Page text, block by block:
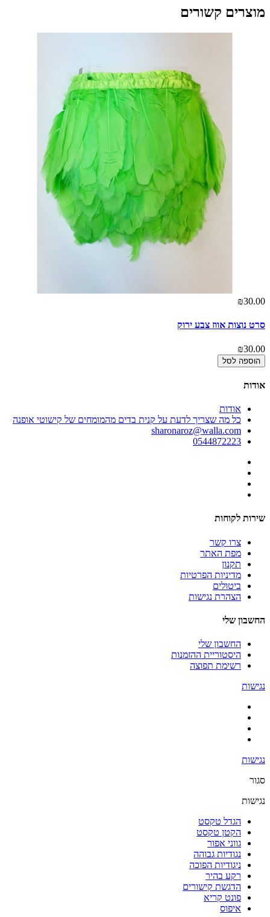
מוצרים קשורים
₪30.00
סרט נוצות אווז צבע ירוק
₪30.00
הוספה לסל
אודות
אודות
כל מה שצריך לדעת על קנית בדים מהמומחים של קישוטי אופנה
sharonaroz@walla.com
0544872223
שירות לקוחות
צרו קשר
מפת האתר
תקנון
מדיניות הפרטיות
ביטולים
הצהרת נגישות
החשבון שלי
החשבון שלי
היסטוריית ההזמנות
רשימת תפוצה
נגישות
נגישות
סגור
נגישות
הגדל טקסט
הקטן טקסט
גווני אפור
נגודיות גבוהה
ניגודיות הפוכה
רקע בהיר
הדגשת קישורים
פונט קריא
איפוס